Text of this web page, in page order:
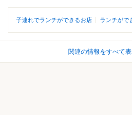
子連れでランチができるお店 ランチがで
関連の情報をすべて